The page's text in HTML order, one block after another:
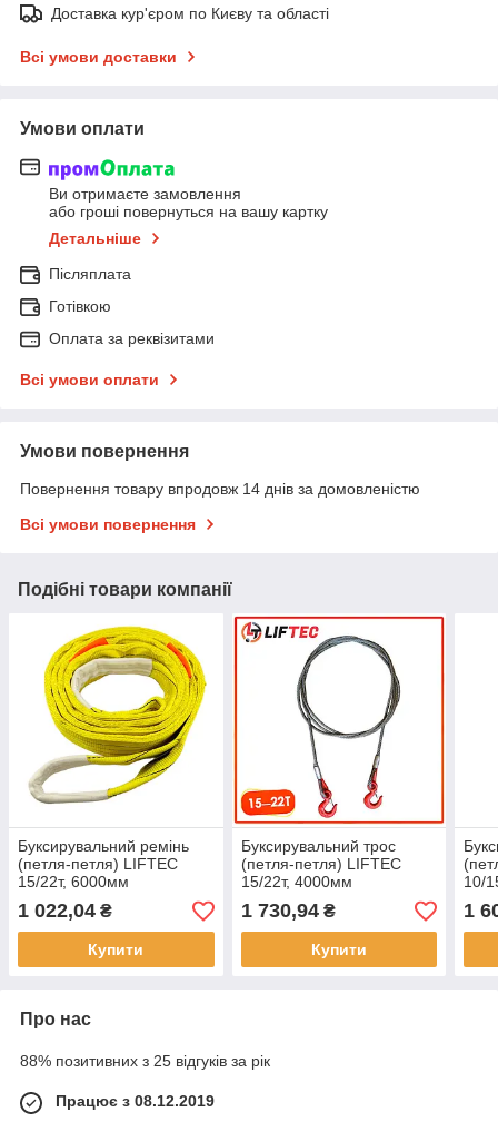
Доставка кур'єром по Києву та області
Всі умови доставки
Умови оплати
Ви отримаєте замовлення
або гроші повернуться на вашу картку
Детальніше
Післяплата
Готівкою
Оплата за реквізитами
Всі умови оплати
Умови повернення
Повернення товару впродовж 14 днів за домовленістю
Всі умови повернення
Подібні товари компанії
Буксирувальний ремінь
(петля-петля) LIFTEC
15/22т, 6000мм
1 022,04 ₴
Купити
Буксирувальний трос
(петля-петля) LIFTEC
15/22т, 4000мм
1 730,94₴
Купити
10/
1
Про нас
88% позитивних з 25 відгуків за рік
Працює з 08.12.2019